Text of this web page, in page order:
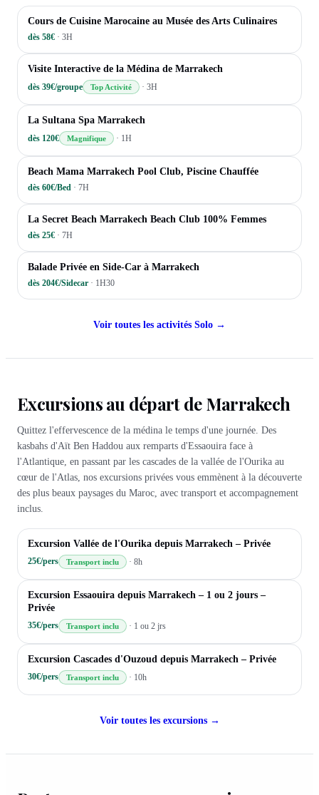
CULTURELLES
Cours de Cuisine Marocaine au Musée des Arts Culinaires
dès 58€ · 3H
CULTURELLES
Visite Interactive de la Médina de Marrakech
dès 39€/groupe Top Activité · 3H
BIEN-ÊTRE
La Sultana Spa Marrakech
dès 120€ Magnifique · 1H
PISCINES
Beach Mama Marrakech Pool Club, Piscine Chauffée
dès 60€/Bed · 7H
PISCINES
La Secret Beach Marrakech Beach Club 100% Femmes
dès 25€ · 7H
MARRAKECH INSOLITE
Balade Privée en Side-Car à Marrakech
dès 204€/Sidecar · 1H30
Voir toutes les activités Solo →
Excursions au départ de Marrakech
Quittez l'effervescence de la médina le temps d'une journée. Des
kasbahs d'Aït Ben Haddou aux remparts d'Essaouira face à
l'Atlantique, en passant par les cascades de la vallée de l'Ourika au
cœur de l'Atlas, nos excursions privées vous emmènent à la découverte
des plus beaux paysages du Maroc, avec transport et accompagnement
inclus.
VALLÉE DE L'OURIKA
Excursion Vallée de l'Ourika depuis Marrakech – Privée
25€/pers Transport inclu · 8h
ESSAOUIRA – CÔTE ATLANTIQUE
Excursion Essaouira depuis Marrakech – 1 ou 2 jours –
Privée
35€/pers Transport inclu · 1 ou 2 jrs
CASCADES D'OUZOUD – MOYEN ATLAS
Excursion Cascades d'Ouzoud depuis Marrakech – Privée
30€/pers Transport inclu · 10h
Voir toutes les excursions →